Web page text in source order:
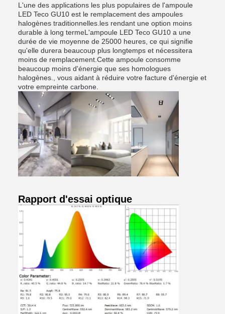
L'une des applications les plus populaires de l'ampoule
LED Teco GU10 est le remplacement des ampoules
halogènes traditionnelles.les rendant une option moins
durable à long termeL'ampoule LED Teco GU10 a une
durée de vie moyenne de 25000 heures, ce qui signifie
qu'elle durera beaucoup plus longtemps et nécessitera
moins de remplacement.Cette ampoule consomme
beaucoup moins d'énergie que ses homologues
halogènes., vous aidant à réduire votre facture d'énergie et
votre empreinte carbone.
Rapport d'essai optique